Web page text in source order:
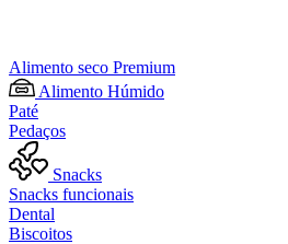
Alimento seco Premium
Alimento Húmido
Paté
Pedaços
Snacks
Snacks funcionais
Dental
Biscoitos